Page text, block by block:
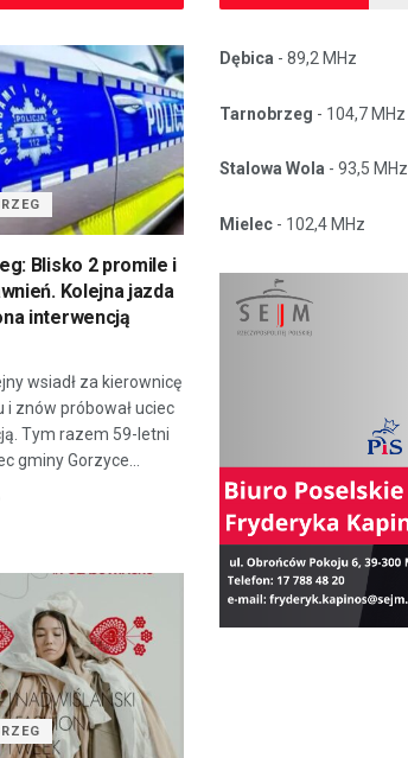
Blisko 2 promile i
Kolejna jazda
interwencją
wsiadł za kierownicę
i znów próbował uciec
Tym razem 59-letni
gminy Gorzyce...
Dębica - 89,2 MHz
Tarnobrzeg - 104,7 MHz
Stalowa Wola - 93,5 MHz
Mielec - 102,4 MHz